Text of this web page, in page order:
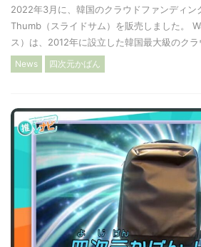
2022年3月に、韓国のクラウドファンディン
Thumb（スライドサム）を販売しました。
ス）は、2012年に設立した韓国最大級のクラ
News 四次元かばん